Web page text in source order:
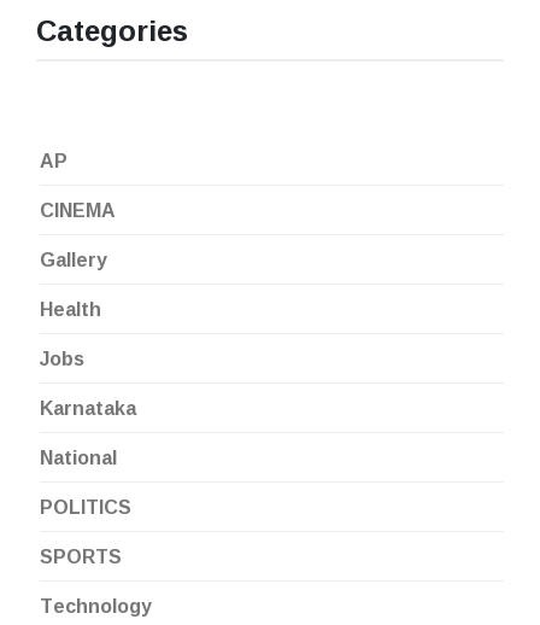
Categories
AP
CINEMA
Gallery
Health
Jobs
Karnataka
National
POLITICS
SPORTS
Technology